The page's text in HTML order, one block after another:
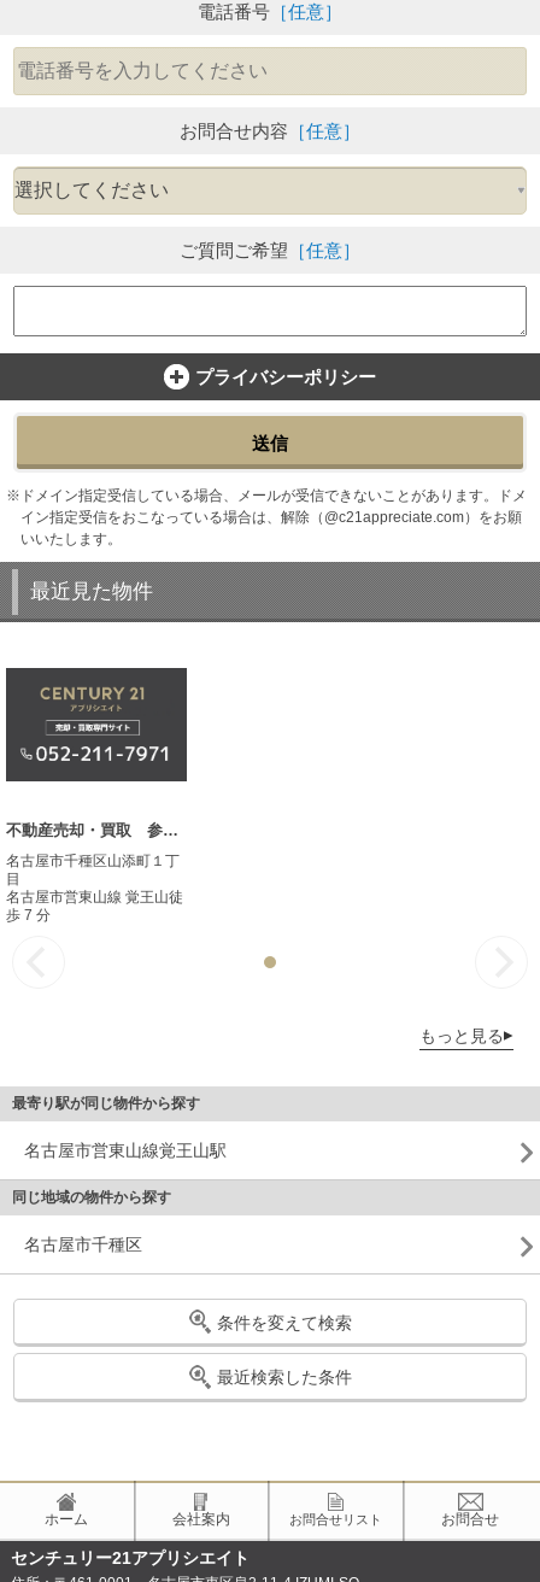
電話番号 ［任意］
お問合せ内容 ［任意］
ご質問ご希望 ［任意］
プライバシーポリシー
送信
ドメイン指定受信している場合、メールが受信できないことがあります。ドメ
イン指定受信をおこなっている場合は、解除（@c21appreciate.com）をお願
いいたします。
最近見た物件
不動産売却・買取 参考事例
名古屋市千種区山添町１丁
目
名古屋市営東山線 覚王山徒
歩 7 分
もっと見る
最寄り駅が同じ物件から探す
名古屋市営東山線覚王山駅
同じ地域の物件から探す
名古屋市千種区
条件を変えて検索
最近検索した条件
ホーム 会社案内 お問合せリスト お問合せ
センチュリー21アプリシエイト